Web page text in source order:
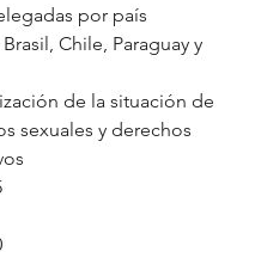
por país
Chile, Paraguay y
de la situación de
sexuales y derechos